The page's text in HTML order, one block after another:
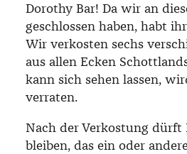
Dorothy Bar! Da wir an
geschlossen haben, habt
Wir verkosten sechs
aus allen Ecken
kann sich sehen lassen,
verraten.
Nach der Verkostung dürft
bleiben, das ein oder